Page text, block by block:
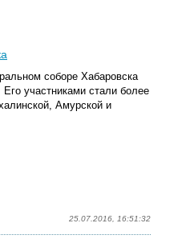
соборе Хабаровска
участниками стали более
Амурской и
25.07.2016, 16:51:32